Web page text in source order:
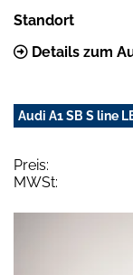
Standort
Details zum
Audi A1 SB S line
Preis:
MWSt: